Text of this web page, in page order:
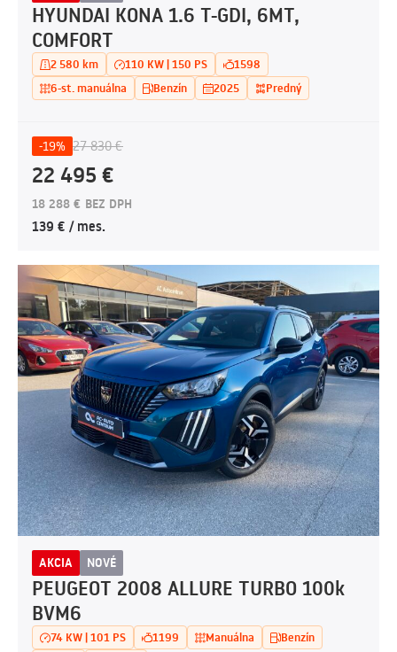
HYUNDAI KONA 1.6 T-GDI, 6MT,
COMFORT
2 580 km 110 KW | 150 PS
1598
6-st. manuálna
Benzín 2025 Predný
-19% 27 830 €
22 495 €
18 288 € BEZ DPH
139 € / mes.
AKCIA NOVÉ
PEUGEOT 2008 ALLURE TURBO 100k
BVM6
74 KW | 101 PS 1199 Manuálna
Benzín